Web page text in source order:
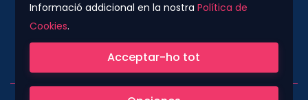
Informació addicional en la nostraPolítica de
Cookies.
Acceptar-ho tot
Companyia col·laboradora del Grup Konector